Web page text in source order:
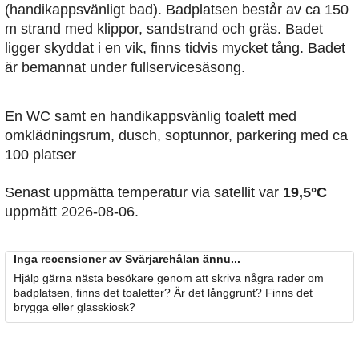
(handikappsvänligt bad). Badplatsen består av ca 150
m strand med klippor, sandstrand och gräs. Badet
ligger skyddat i en vik, finns tidvis mycket tång. Badet
är bemannat under fullservicesäsong.
En WC samt en handikappsvänlig toalett med
omklädningsrum, dusch, soptunnor, parkering med ca
100 platser
Senast uppmätta temperatur via satellit var 19,5°C
uppmätt 2026-08-06.
Inga recensioner av Svärjarehålan ännu...
Hjälp gärna nästa besökare genom att skriva några rader om
badplatsen, finns det toaletter? Är det långgrunt? Finns det
brygga eller glasskiosk?